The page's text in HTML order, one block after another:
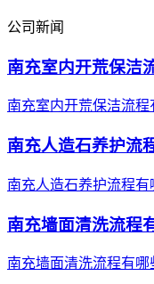
公司新闻
南充室内开荒保洁
南充室内开荒保洁流
南充人造石养护流
南充人造石养护流程
南充墙面清洗流程
南充墙面清洗流程有